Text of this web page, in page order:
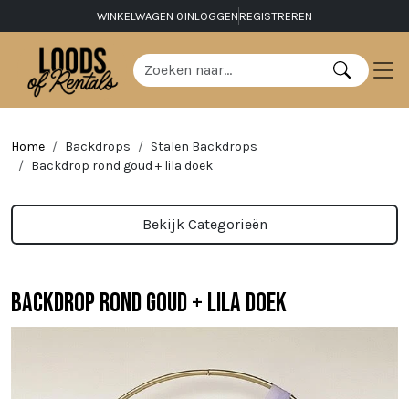
WINKELWAGEN 0 INLOGGEN REGISTREREN
Home Backdrops
Stalen Backdrops
Backdrop rond goud + lila doek
Bekijk Categorieën
Backdrop rond goud + lila doek